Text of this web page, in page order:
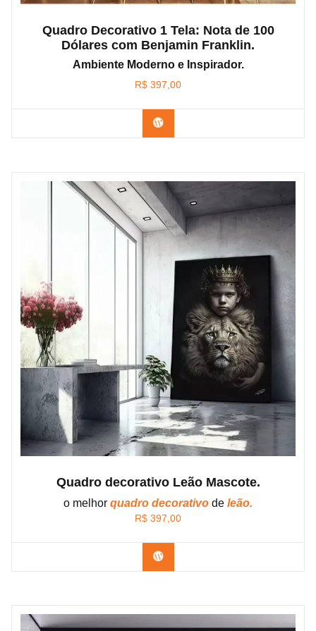
Quadro Decorativo 1 Tela: Nota de 100
Dólares com Benjamin Franklin.
Ambiente Moderno e Inspirador.
R$ 397,00
Confira os modelos
Quadro decorativo Leão Mascote.
o melhor quadro decorativo de leão.
R$ 397,00
Confira os modelos